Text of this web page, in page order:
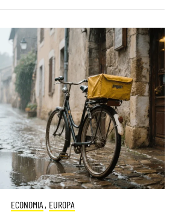
ECONOMIA , EUROPA